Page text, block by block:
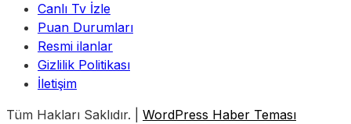
Canlı Tv İzle
Puan Durumları
Resmi ilanlar
Gizlilik Politikası
İletişim
Tüm Hakları Saklıdır. | WordPress Haber Teması